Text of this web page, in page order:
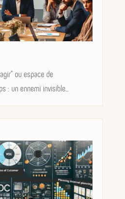
ou espace de
: un ennemi invisible...